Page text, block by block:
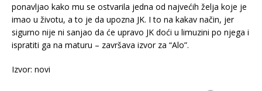
ponavljao kako mu se ostvarila jedna od najvećih želja koje je
imao u životu, a to je da upozna JK. I to na kakav način, jer
sigurno nije ni sanjao da će upravo JK doći u limuzini po njega i
ispratiti ga na maturu – završava izvor za “Alo”.
Izvor: novi